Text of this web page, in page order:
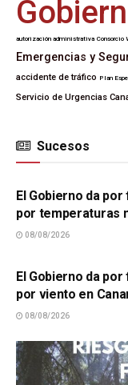
autorización administrativa Consorcio
Emergencias y
accidente de tráfico Plan
Servicio de Urgencias
Sucesos
SUCESOS
El Gobierno da
por temperaturas
08/08/2026
El Gobierno da
por viento en
08/08/2026